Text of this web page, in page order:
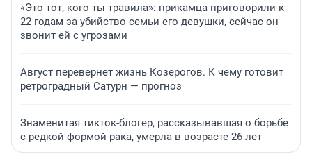
«Это тот, кого ты травила»: прикамца приговорили к
22 годам за убийство семьи его девушки, сейчас он
звонит ей с угрозами
Август перевернет жизнь Козерогов. К чему готовит
ретроградный Сатурн — прогноз
Знаменитая тикток-блогер, рассказывавшая о борьбе
с редкой формой рака, умерла в возрасте 26 лет